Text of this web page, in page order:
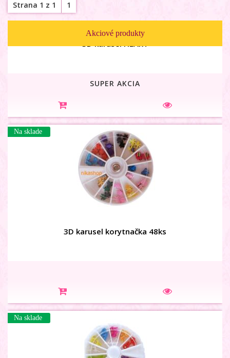
Strana 1 z 1 1
Akciové produkty
3D karusel korytnačka 48ks